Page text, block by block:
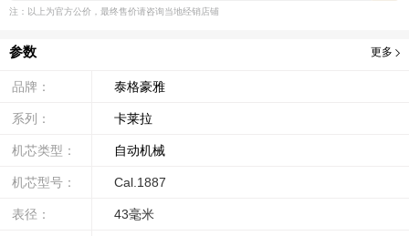
注：以上为官方公价，最终售价请咨询当地经销店铺
参数 更多
品牌： 泰格豪雅
系列： 卡莱拉
机芯类型： 自动机械
机芯型号： Cal.1887
表径： 43毫米